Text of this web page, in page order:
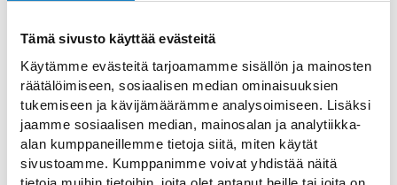
Tämä sivusto käyttää evästeitä
Käytämme evästeitä tarjoamamme sisällön ja mainosten
räätälöimiseen, sosiaalisen median ominaisuuksien
tukemiseen ja kävijämäärämme analysoimiseen. Lisäksi
jaamme sosiaalisen median, mainosalan ja analytiikka-
alan kumppaneillemme tietoja siitä, miten käytät
sivustoamme. Kumppanimme voivat yhdistää näitä
das seit Jahrhunderten Teil des finnischen
Alltags ist. Die Produkte der Boutique –
darunter Bettbezüge, Bademäntel,
Saunakissen und Küchentücher – werden
in Lappeenranta von Hand gefertigt, viele
davon auch handbedruckt. Leinen ist
antibakteriell, atmungsaktiv und wird mit